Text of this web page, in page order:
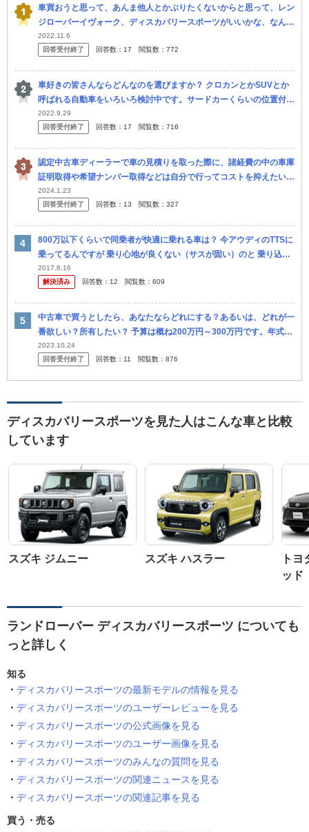
車買おうと思って、あんま他人とかぶりたくないからと思って、レン
ジローバーイヴォーク、ディスカバリースポーツがいいかな、なんて
思ってるんですけど、 けっこういるんですね。 もっと、売れてな
い、かぶ...
2022.11.6
回答受付終了
回答数： 17 閲覧数： 772
車好きの皆さんならどんなのを選びますか？ クロカンとかSUVとか
呼ばれる自動車をいろいろ検討中です。サードカーくらいの位置付け
ですので中古でも新車でもよく、年式も距離も予算もピンキリです。
できれ...
2022.9.29
回答受付終了
回答数： 17 閲覧数： 716
認定中古車ディーラーで車の見積りを取った際に、諸経費の中の車庫
証明取得や希望ナンバー取得などは自分で行ってコストを抑えたい旨
を伝えたところ、 行政書士にまとめて依頼しているので対応できな
いと言わ...
2024.1.23
回答受付終了
回答数： 13 閲覧数： 327
800万以下くらいで同乗者が快適に乗れる車は？ 今アウディのTTSに
乗ってるんですが 乗り心地が良くない（サスが固い）のと 乗り込む
際かがみ込むのが大変、等 主に祖母や彼女など女性から 不評...
2017.8.16
解決済み
回答数： 12 閲覧数： 609
中古車で買うとしたら、あなたならどれにする？あるいは、どれが一
番欲しい？所有したい？ 予算は概ね200万円～300万円です。年式は
4年～8年落ちくらいかな。 用途は悪路、雪道も走れる下駄車です。
レン
2023.10.24
回答受付終了
回答数： 11 閲覧数： 876
ディスカバリースポーツを見た人はこんな車と比較
しています
スズキ ジムニー スズキ ハスラー
ト
ッド
ランドローバー ディスカバリースポーツ についても
っと詳しく
知る
ディスカバリースポーツの最新モデルの情報を見る
ディスカバリースポーツのユーザーレビューを見る
ディスカバリースポーツの公式画像を見る
ディスカバリースポーツのユーザー画像を見る
ディスカバリースポーツのみんなの質問を見る
ディスカバリースポーツの関連ニュースを見る
ディスカバリースポーツの関連記事を見る
買う・売る